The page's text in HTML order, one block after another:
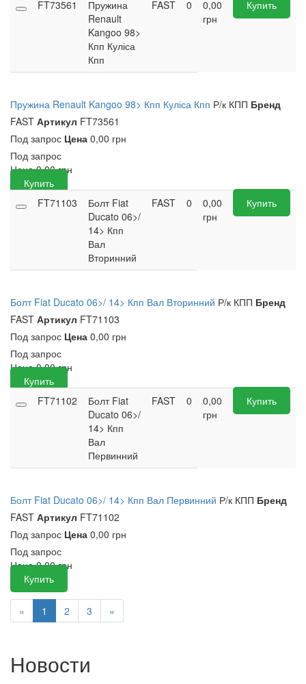
FT73561
Пружина
Renault
Kangoo 98>
Кпп Куліса
Кпп
FAST 0
0,00
грн
Купить
Пружина Renault Kangoo 98> Кпп Куліса Кпп Р/к КПП Бренд
FAST Артикул FT73561
Под запрос Цена 0,00 грн
Под запрос
Цена 0,00грн
Купить
FT71103
Болт Fiat
Ducato 06>/
14> Кпп
Вал
Вторинний
FAST 0
0,00
грн
Купить
Болт Fiat Ducato 06>/ 14> Кпп Вал Вторинний Р/к КПП Бренд
FAST Артикул FT71103
Под запрос Цена 0,00 грн
Под запрос
Цена 0,00грн
Купить
FT71102
Болт Fiat
Ducato 06>/
14> Кпп
Вал
Первинний
FAST 0
0,00
грн
Купить
Болт Fiat Ducato 06>/ 14> Кпп Вал Первинний Р/к КПП Бренд
FAST Артикул FT71102
Под запрос Цена 0,00 грн
Под запрос
Цена 0,00грн
Купить
« 1 2 3 »
Новости